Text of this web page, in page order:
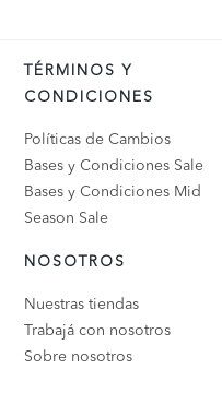
TÉRMINOS Y
CONDICIONES
Políticas de Cambios
Bases y Condiciones Sale
Bases y Condiciones Mid
Season Sale
NOSOTROS
Nuestras tiendas
Trabajá con nosotros
Sobre nosotros